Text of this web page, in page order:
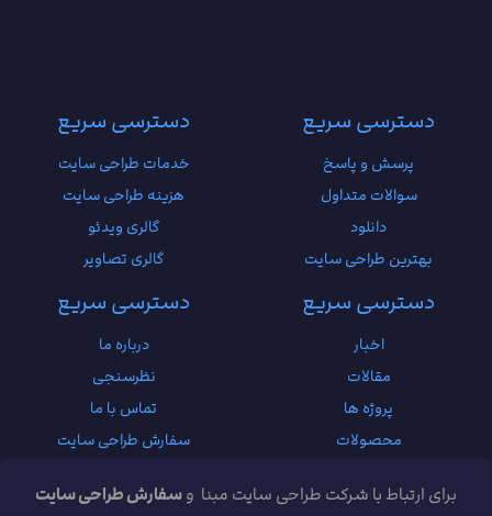
دسترسی سریع
پرسش و پاسخ
سوالات متداول
دانلود
بهترین طراحی سایت
دسترسی سریع
خدمات طراحی سایت
هزینه طراحی سایت
گالری ویدئو
گالری تصاویر
دسترسی سریع
اخبار
مقالات
پروژه ها
محصولات
دسترسی سریع
درباره ما
نظرسنجی
تماس با ما
سفارش طراحی سایت
برای ارتباط با شرکت طراحی سایت مبنا و سفارش طراحی سایت